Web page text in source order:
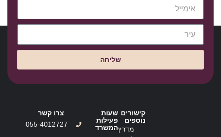
שליחה
קישורים
נוספים
מדריך
שעות
פעילות
המשרד
צרו קשר
055-4012727